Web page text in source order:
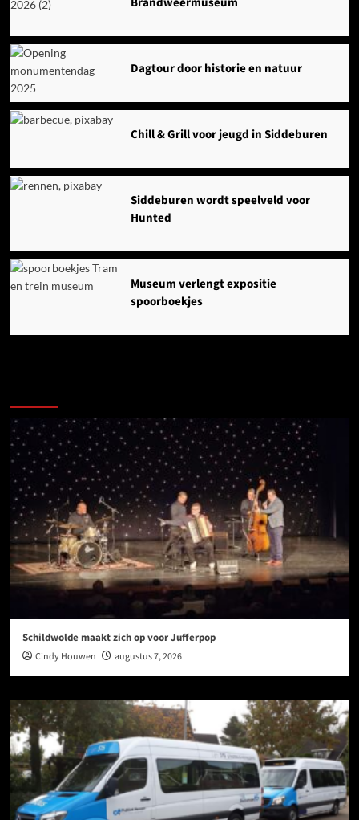
Dagtour door historie en natuur
Chill & Grill voor jeugd in Siddeburen
Siddeburen wordt speelveld voor
Hunted
Museum verlengt expositie
spoorboekjes
Schildwolde maakt zich op voor Jufferpop
Cindy Houwen augustus 7, 2026